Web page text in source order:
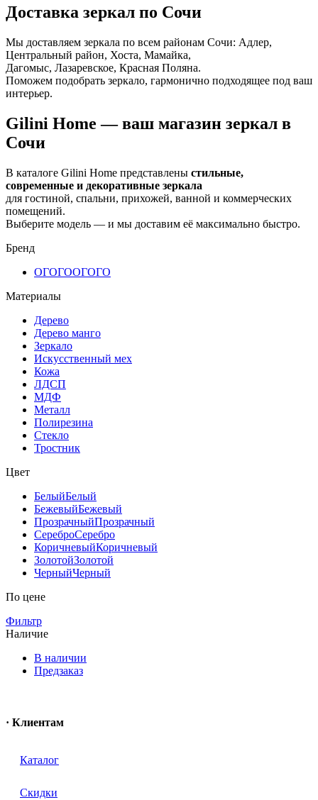
Доставка зеркал по Сочи
Мы доставляем зеркала по всем районам Сочи: Адлер,
Центральный район, Хоста, Мамайка,
Дагомыс, Лазаревское, Красная Поляна.
Поможем подобрать зеркало, гармонично подходящее под ваш
интерьер.
Gilini Home — ваш магазин зеркал в
Сочи
В каталоге Gilini Home представлены стильные,
современные и декоративные зеркала
для гостиной, спальни, прихожей, ванной и коммерческих
помещений.
Выберите модель — и мы доставим её максимально быстро.
Бренд
ОГОГООГОГО
Материалы
Дерево
Дерево манго
Зеркало
Искусственный мех
Кожа
ЛДСП
МДФ
Металл
Полирезина
Стекло
Тростник
Цвет
БелыйБелый
БежевыйБежевый
ПрозрачныйПрозрачный
СереброСеребро
КоричневыйКоричневый
ЗолотойЗолотой
ЧерныйЧерный
По цене
Фильтр
Наличие
В наличии
Предзаказ
· Клиентам
Каталог
Скидки